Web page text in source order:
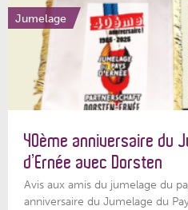
Jumelage
40ème anniversaire du
d’Ernée avec Dorsten
Avis aux amis du jumelage du
anniversaire du Jumelage du